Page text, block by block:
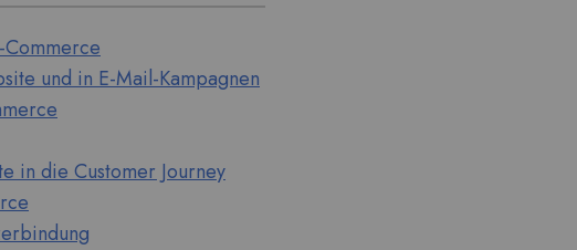
Commerce
und in E-Mail-Kampagnen
in die Customer Journey